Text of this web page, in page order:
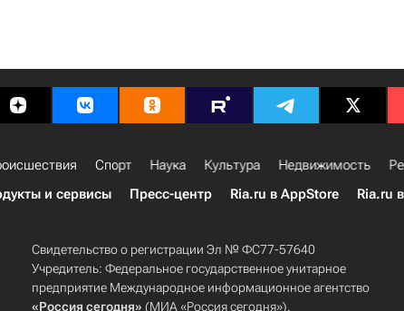
Спорт Наука Культура Недвижимость
и сервисы Пресс-центр Ria.ru в AppStore Ria.ru
Свидетельство о регистрации Эл № ФС77-57640
Учредитель: Федеральное государственное унитарное
предприятие Международное информационное агентство
«Россия сегодня» (МИА «Россия сегодня»).